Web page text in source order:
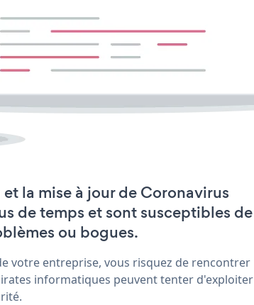
la mise à jour de Coronavirus
de temps et sont susceptibles de
ou bogues.
votre entreprise, vous risquez de rencontrer
informatiques peuvent tenter d'exploiter